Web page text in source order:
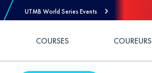
UTMB World Series Events
COURSES COUREURS